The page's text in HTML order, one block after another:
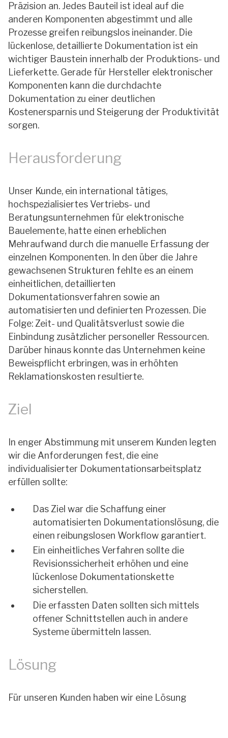
Präzision an. Jedes Bauteil ist ideal auf die
anderen Komponenten abgestimmt und alle
Prozesse greifen reibungslos ineinander. Die
lückenlose, detaillierte Dokumentation ist ein
wichtiger Baustein innerhalb der Produktions- und
Lieferkette. Gerade für Hersteller elektronischer
Komponenten kann die durchdachte
Dokumentation zu einer deutlichen
Kostenersparnis und Steigerung der Produktivität
sorgen.
Herausforderung
Unser Kunde, ein international tätiges,
hochspezialisiertes Vertriebs- und
Beratungsunternehmen für elektronische
Bauelemente, hatte einen erheblichen
Mehraufwand durch die manuelle Erfassung der
einzelnen Komponenten. In den über die Jahre
gewachsenen Strukturen fehlte es an einem
einheitlichen, detaillierten
Dokumentationsverfahren sowie an
automatisierten und definierten Prozessen. Die
Folge: Zeit- und Qualitätsverlust sowie die
Einbindung zusätzlicher personeller Ressourcen.
Darüber hinaus konnte das Unternehmen keine
Beweispflicht erbringen, was in erhöhten
Reklamationskosten resultierte.
Ziel
In enger Abstimmung mit unserem Kunden legten
wir die Anforderungen fest, die eine
individualisierter Dokumentationsarbeitsplatz
erfüllen sollte:
Das Ziel war die Schaffung einer
automatisierten Dokumentationslösung, die
einen reibungslosen Workflow garantiert.
Ein einheitliches Verfahren sollte die
Revisionssicherheit erhöhen und eine
lückenlose Dokumentationskette
sicherstellen.
Die erfassten Daten sollten sich mittels
offener Schnittstellen auch in andere
Systeme übermitteln lassen.
Lösung
Für unseren Kunden haben wir eine Lösung